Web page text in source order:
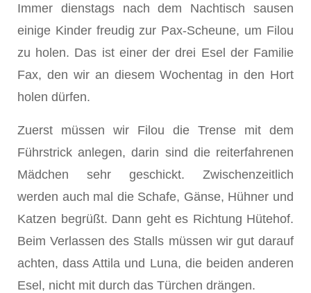
Immer dienstags nach dem Nachtisch sausen
einige Kinder freudig zur Pax-Scheune, um Filou
zu holen. Das ist einer der drei Esel der Familie
Fax, den wir an diesem Wochentag in den Hort
holen dürfen.
Zuerst müssen wir Filou die Trense mit dem
Führstrick anlegen, darin sind die reiterfahrenen
Mädchen sehr geschickt. Zwischenzeitlich
werden auch mal die Schafe, Gänse, Hühner und
Katzen begrüßt. Dann geht es Richtung Hütehof.
Beim Verlassen des Stalls müssen wir gut darauf
achten, dass Attila und Luna, die beiden anderen
Esel, nicht mit durch das Türchen drängen.